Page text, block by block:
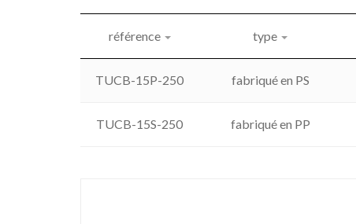
référence type
TUCB-15P-250 fabriqué en PS
TUCB-15S-250 fabriqué en PP